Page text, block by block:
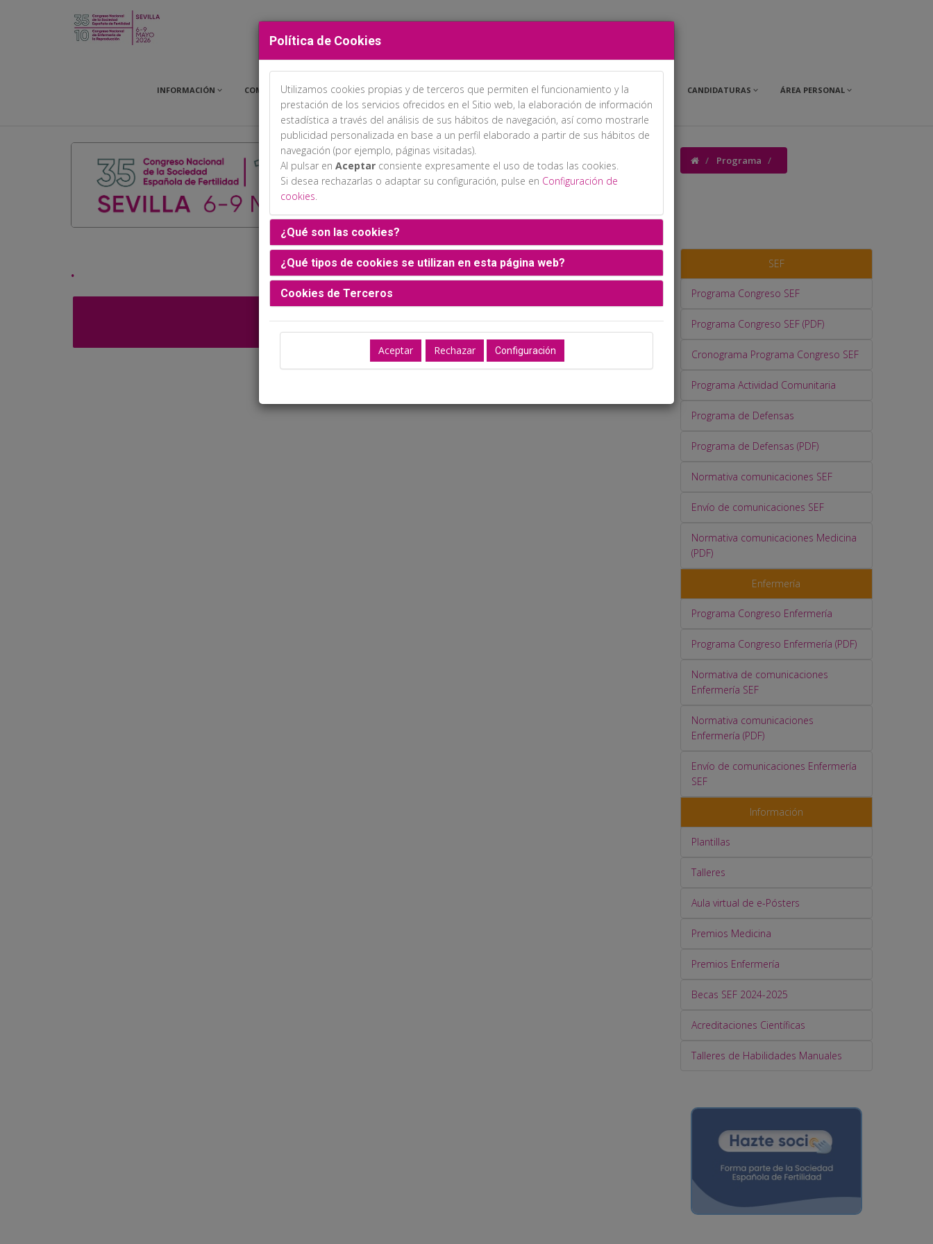
Política de Cookies
Utilizamos cookies propias y de terceros que permiten el funcionamiento y la
prestación de los servicios ofrecidos en el Sitio web, la elaboración de información
estadística a través del análisis de sus hábitos de navegación, así como mostrarle
publicidad personalizada en base a un perfil elaborado a partir de sus hábitos de
navegación (por ejemplo, páginas visitadas).
Al pulsar en Aceptar consiente expresamente el uso de todas las cookies.
Si desea rechazarlas o adaptar su configuración, pulse en Configuración de
cookies.
¿Qué son las cookies?
¿Qué tipos de cookies se utilizan en esta página web?
Cookies de Terceros
Configuración
INFORMACIÓN COMITÉS PROGRAMA INSCRIPCIONES ALOJAMIENTO EXPOSICIÓN COMERCIAL CANDIDATURAS ÁREA PERSONAL
Programa
.
Ubicación: Aún no disponible
SEF
Programa Congreso SEF
Programa Congreso SEF (PDF)
Cronograma Programa Congreso SEF
Programa Actividad Comunitaria
Programa de Defensas
Programa de Defensas (PDF)
Normativa comunicaciones SEF
Envío de comunicaciones SEF
Normativa comunicaciones Medicina
(PDF)
Enfermería
Programa Congreso Enfermería
Programa Congreso Enfermería (PDF)
Normativa de comunicaciones
Enfermería SEF
Normativa comunicaciones
Enfermería (PDF)
Envío de comunicaciones Enfermería
SEF
Información
Plantillas
Talleres
Aula virtual de e-Pósters
Premios Medicina
Premios Enfermería
Becas SEF 2024-2025
Acreditaciones Científicas
Talleres de Habilidades Manuales